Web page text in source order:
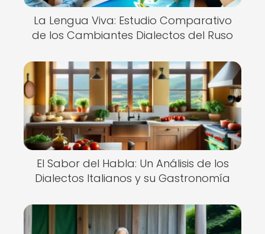
La Lengua Viva: Estudio Comparativo
de los Cambiantes Dialectos del Ruso
El Sabor del Habla: Un Análisis de los
Dialectos Italianos y su Gastronomía